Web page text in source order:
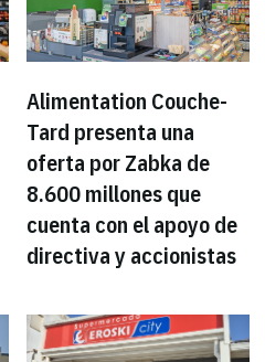
Alimentation Couche-
Tard presenta una
oferta por Zabka de
8.600 millones que
cuenta con el apoyo de
directiva y accionistas